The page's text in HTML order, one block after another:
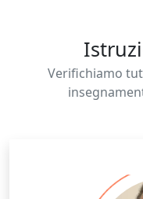
Verifichiamo